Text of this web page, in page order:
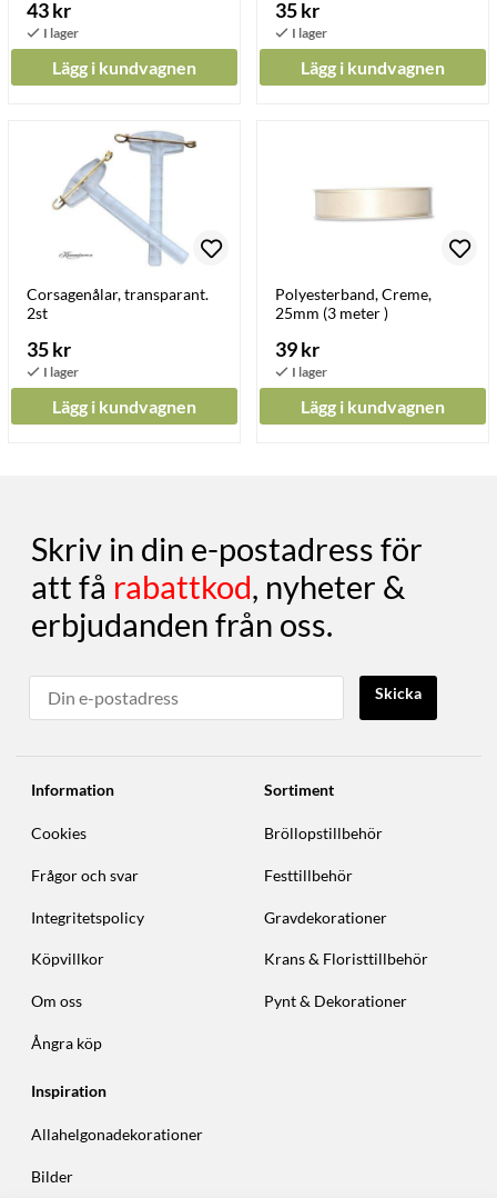
43 kr
Lägg i kundvagnen
35 kr
Lägg i kundvagnen
Corsagenålar, transparant.
2st
35 kr
Lägg i kundvagnen
Polyesterband, Creme,
25mm (3 meter )
39 kr
Lägg i kundvagnen
Skriv in din e-postadress för
att få rabattkod, nyheter &
erbjudanden från oss.
Skicka
Information
Cookies
Frågor och svar
Integritetspolicy
Köpvillkor
Om oss
Ångra köp
Sortiment
Bröllopstillbehör
Festtillbehör
Gravdekorationer
Krans & Floristtillbehör
Pynt & Dekorationer
Inspiration
Allahelgonadekorationer
Bilder